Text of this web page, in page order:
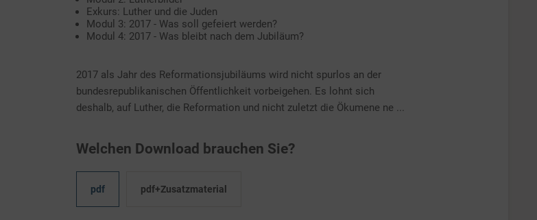
Exkurs: Luther und die Juden
Modul 3: 2017 - Was soll gefeiert werden?
Modul 4: 2017 - Was bleibt nach dem Jubiläum?
2017 als Jahr des Reformationsjubiläums wird nicht spurlos an der
bundesrepublikanischen Öffentlichkeit vorbeigehen. Es lohnt sich
deshalb, auf Luther, die Reformation und nicht zuletzt die Ökumene ne ...
Welchen Download brauchen Sie?
pdf pdf+Zusatzmaterial